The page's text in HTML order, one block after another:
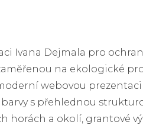
Ivana Dejmala pro
na ekologické
webovou
s přehlednou
horách a okolí, grantové